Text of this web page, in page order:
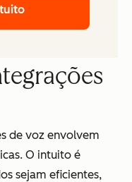
de voz envolvem
O intuito é
sejam eficientes,